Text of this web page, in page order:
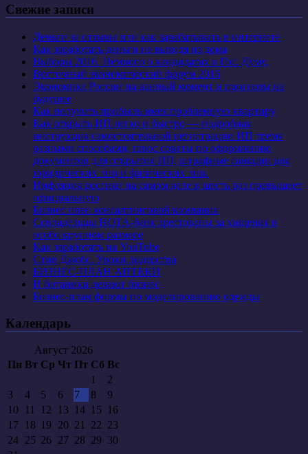
Свежие записи
Деньги за отзывы или как зарабатывать в интернете
Как заработать деньги не выходя из дома
Выборы 2016. Немного о кандидатах в Гос. Думу.
Восточный экономический форум 2016
Экономика России на данный момент и прогнозы на
будущее
Как получить прибыль имея проблемную квартиру
Как открыть ИП легко и быстро — подробная
инструкция самостоятельной регистрации ИП тремя
разными способами, плюс советы по оформлению
документов для открытия ИП, штрафные санкции для
юридических лиц и физических лиц.
Инфляция россиян на самом деле в шесть раз превышает
официальную
Бизнес план консалтинговой компания
Совладельцы НОТА-банк арестованы за хищения в
особо крупном размере
Как заработать на YouTube
Стив Джобс. Уроки лидерства
БИЗНЕС-ПЛАН АПТЕКИ
И ботаники делают бизнес
Бизнес-план фирмы по моделированию одежды
Календарь
Август 2026
Пн Вт Ср Чт Пт Сб Вс
1
2
3
4 5 6 7 8
9
10
11 12 13 14 15
16
17
18 19 20 21 22 23
24 25 26 27 28 29 30